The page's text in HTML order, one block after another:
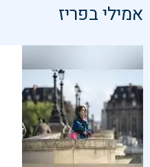
אמילי בפריז